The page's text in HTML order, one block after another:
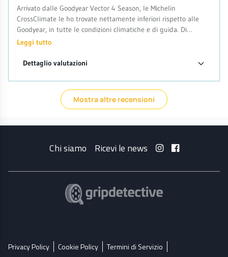
Arrivato dalle Goodyear Vector 4 Season, le Michelin
CrossClimate le ho trovate nettamente inferiori rispetto alle
Goodyear, in tutte le condizioni climatiche e di guida. Di
superiore hanno solo il prezzo. Le sconsiglio
Leggi tutto
Dettaglio valutazioni
Mostra altre recensioni
Chi siamo Ricevi le news
Privacy Policy Cookie Policy Termini di Servizio